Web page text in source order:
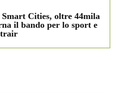
Cities, oltre 44mila
il bando per lo sport e